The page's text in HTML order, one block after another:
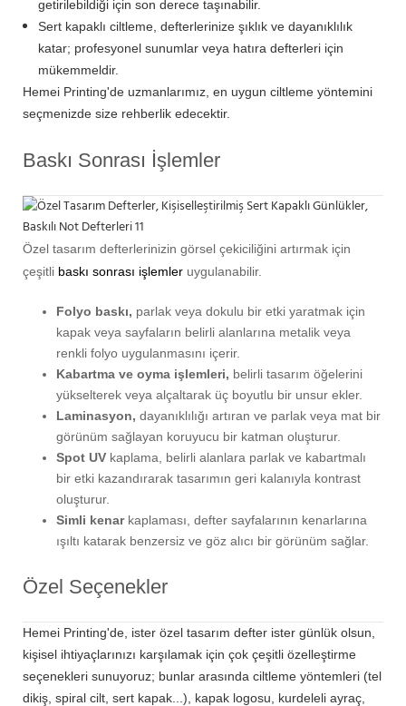
getirilebildiği için son derece taşınabilir.
Sert kapaklı ciltleme, defterlerinize şıklık ve dayanıklılık
katar; profesyonel sunumlar veya hatıra defterleri için
mükemmeldir.
Hemei Printing'de uzmanlarımız, en uygun ciltleme yöntemini
seçmenizde size rehberlik edecektir.
Baskı Sonrası İşlemler
Özel tasarım defterlerinizin görsel çekiciliğini artırmak için
çeşitli baskı sonrası işlemler uygulanabilir.
Folyo baskı, parlak veya dokulu bir etki yaratmak için
kapak veya sayfaların belirli alanlarına metalik veya
renkli folyo uygulanmasını içerir.
Kabartma ve oyma işlemleri, belirli tasarım öğelerini
yükselterek veya alçaltarak üç boyutlu bir unsur ekler.
Laminasyon, dayanıklılığı artıran ve parlak veya mat bir
görünüm sağlayan koruyucu bir katman oluşturur.
Spot UVkaplama, belirli alanlara parlak ve kabartmalı
bir etki kazandırarak tasarımın geri kalanıyla kontrast
oluşturur.
Simli kenarkaplaması, defter sayfalarının kenarlarına
ışıltı katarak benzersiz ve göz alıcı bir görünüm sağlar.
Özel Seçenekler
Hemei Printing'de, ister özel tasarım defter ister günlük olsun,
kişisel ihtiyaçlarınızı karşılamak için çok çeşitli özelleştirme
seçenekleri sunuyoruz; bunlar arasında ciltleme yöntemleri (tel
dikiş, spiral cilt, sert kapak...), kapak logosu, kurdeleli ayraç,